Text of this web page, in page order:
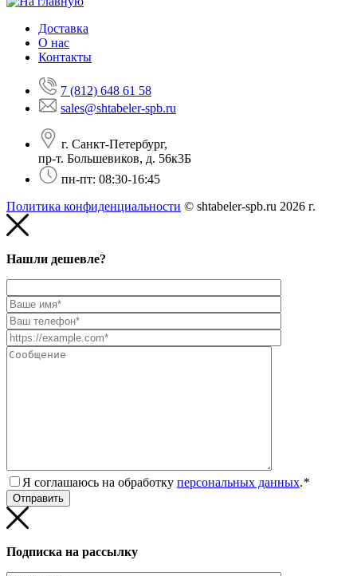
Доставка
О нас
Контакты
7 (812) 648 61 58
sales@shtabeler-spb.ru
г. Санкт-Петербург,
пр-т. Большевиков, д. 56к3Б
пн-пт: 08:30-16:45
Политика конфиденциальности © shtabeler-spb.ru 2026 г.
Нашли дешевле?
Я соглашаюсь на обработку персональных данных.*
Подписка на рассылку